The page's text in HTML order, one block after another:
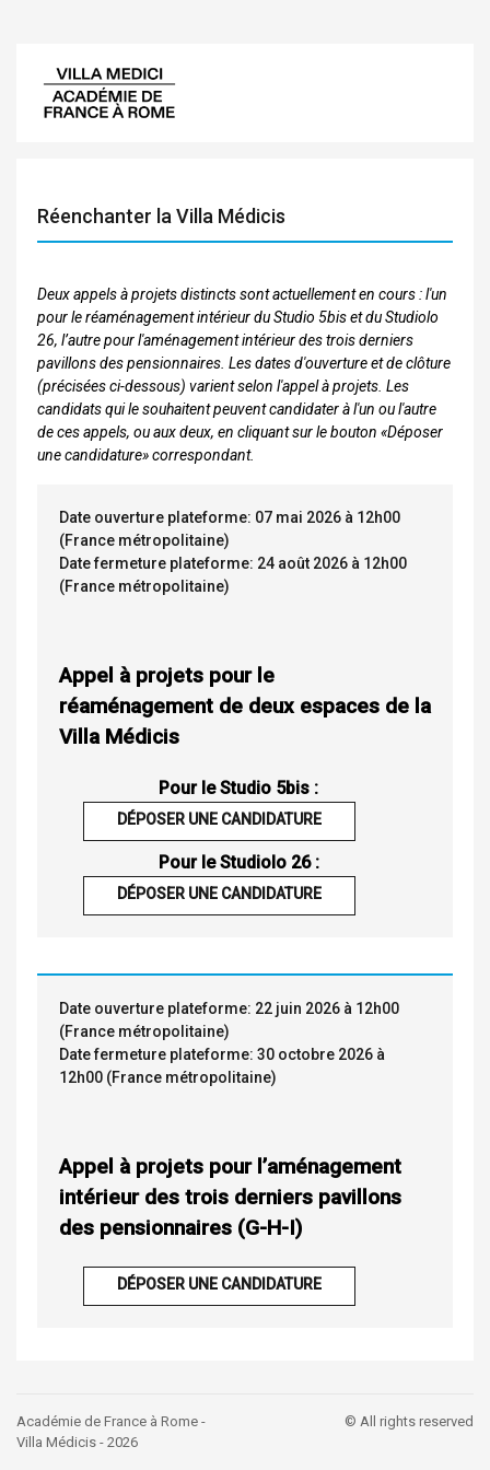
Réenchanter la Villa Médicis
Deux appels à projets distincts sont actuellement en cours : l'un
pour le réaménagement intérieur du Studio 5bis et du Studiolo
26, l’autre pour l'aménagement intérieur des trois derniers
pavillons des pensionnaires. Les dates d'ouverture et de clôture
(précisées ci-dessous) varient selon l'appel à projets. Les
candidats qui le souhaitent peuvent candidater à l'un ou l'autre
de ces appels, ou aux deux, en cliquant sur le bouton «Déposer
une candidature» correspondant.
Date ouverture plateforme: 07 mai 2026 à 12h00
(France métropolitaine)
Date fermeture plateforme: 24 août 2026 à 12h00
(France métropolitaine)
Appel à projets pour le
réaménagement de deux espaces de la
Villa Médicis
Pour le Studio 5bis :
DÉPOSER UNE CANDIDATURE
Pour le Studiolo 26 :
DÉPOSER UNE CANDIDATURE
Date ouverture plateforme: 22 juin 2026 à 12h00
(France métropolitaine)
Date fermeture plateforme: 30 octobre 2026 à
12h00 (France métropolitaine)
Appel à projets pour l’aménagement
intérieur des trois derniers pavillons
des pensionnaires (G-H-I)
DÉPOSER UNE CANDIDATURE
Académie de France à Rome -
Villa Médicis - 2026
© All rights reserved